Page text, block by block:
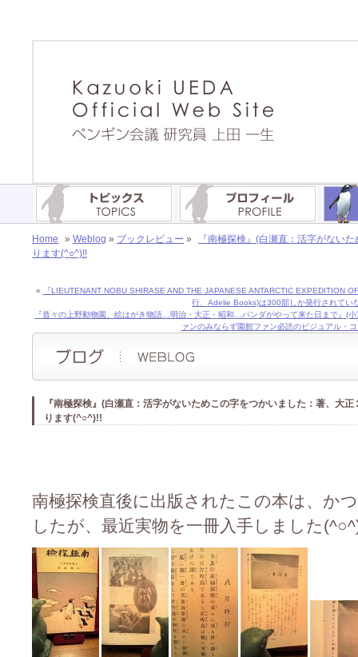
Home » Weblog » ブックレビュー »
『南極探検』(白瀬直：活字がない
ります(^○^)!!
«
『LIEUTENANT NOBU SHIRASE AND THE JAPANESE ANTARCTIC EXPEDITION
行、Adelie Books)は300部しか発行されてい
『昔々の上野動物園、絵はがき物語…明治・大正・昭和…パンダがやって来た日まで』(
ァンのみならず園館ファン必読のビジュアル・
『南極探検』(白瀬直：活字がないためこの字をつかいました：著、大
ります(^○^)!!
南極探検直後に出版されたこの本は、か
したが、最近実物を一冊入手しました